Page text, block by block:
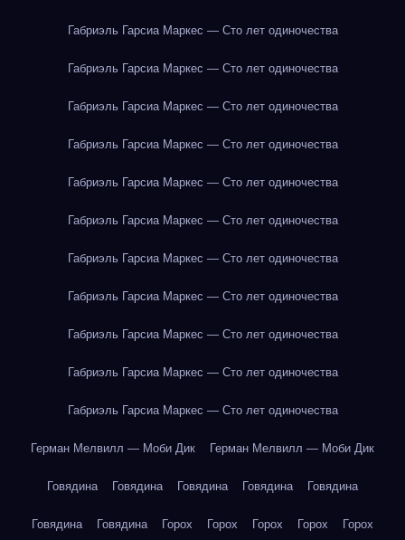
Габриэль Гарсиа Маркес — Сто лет одиночества
Габриэль Гарсиа Маркес — Сто лет одиночества
Габриэль Гарсиа Маркес — Сто лет одиночества
Габриэль Гарсиа Маркес — Сто лет одиночества
Габриэль Гарсиа Маркес — Сто лет одиночества
Габриэль Гарсиа Маркес — Сто лет одиночества
Габриэль Гарсиа Маркес — Сто лет одиночества
Габриэль Гарсиа Маркес — Сто лет одиночества
Габриэль Гарсиа Маркес — Сто лет одиночества
Габриэль Гарсиа Маркес — Сто лет одиночества
Габриэль Гарсиа Маркес — Сто лет одиночества
Герман Мелвилл — Моби Дик Герман Мелвилл — Моби Дик
Говядина Говядина Говядина Говядина Говядина
Говядина Говядина Горох Горох Горох Горох Горох